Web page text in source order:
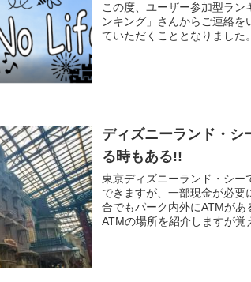
この度、ユーザー参加型ラン
ンキング」さんからご連絡
ていただくこととなりました。
ディズニーランド・シ
る時もある!!
東京ディズニーランド・シー
できますが、一部現金が必
合でもパーク内外にATMが
ATMの場所を紹介しますが覚